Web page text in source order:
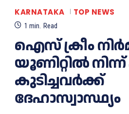
KARNATAKA TOP NEWS
1 min. Read
ഐസ് ക്രീം
യൂണിറ്റിൽ
കുടിച്ചവർക്ക്
ദേഹാസ്വാസ്ഥ്യം